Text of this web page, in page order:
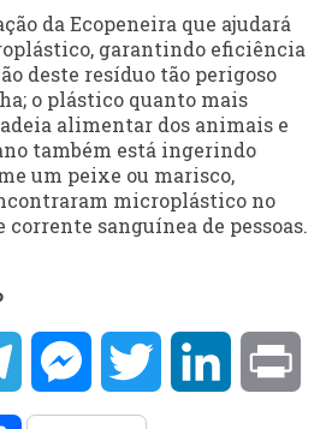
da Ecopeneira que ajudará
garantindo eficiência
deste resíduo tão perigoso
o plástico quanto mais
alimentar dos animais e
também está ingerindo
um peixe ou marisco,
microplástico no
corrente sanguínea de pessoas.
TelegramMessengerTwitter LinkedIn